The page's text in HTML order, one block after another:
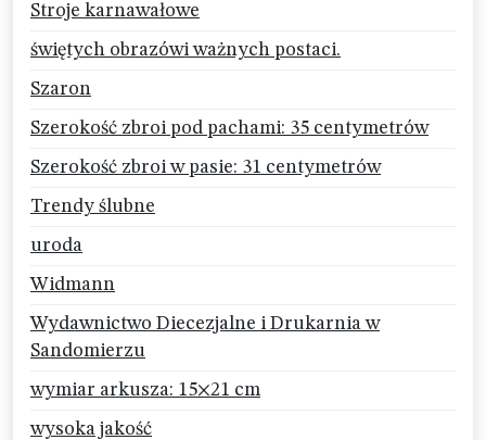
Stroje karnawałowe
świętych obrazówi ważnych postaci.
Szaron
Szerokość zbroi pod pachami: 35 centymetrów
Szerokość zbroi w pasie: 31 centymetrów
Trendy ślubne
uroda
Widmann
Wydawnictwo Diecezjalne i Drukarnia w
Sandomierzu
wymiar arkusza: 15×21 cm
wysoka jakość